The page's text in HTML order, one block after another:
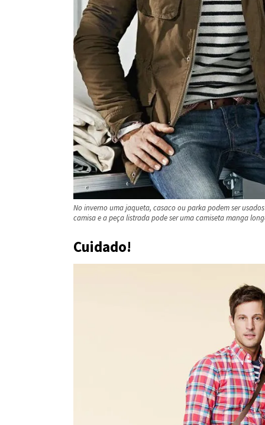
No inverno uma jaqueta, casaco ou parka podem ser
camisa e a peça listrada pode ser uma camiseta manga
Cuidado!